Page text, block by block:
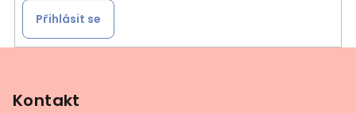
Přihlásit se
Kontakt